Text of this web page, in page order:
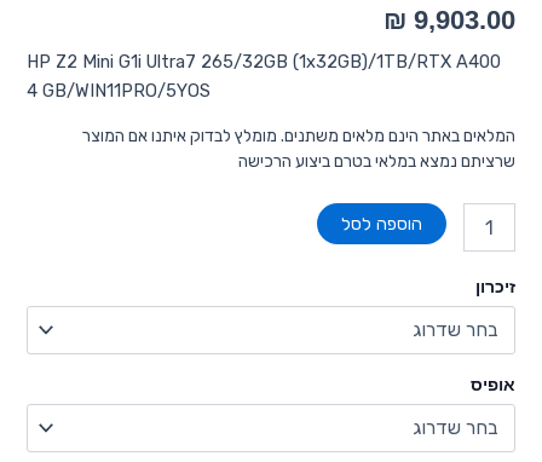
‏9,903.00 ₪
HP Z2 Mini G1i Ultra7 265/32GB (1x32GB)/1TB/RTX A400
4 GB/WIN11PRO/5YOS
המלאים באתר הינם מלאים משתנים. מומלץ לבדוק איתנו אם המוצר
שרציתם נמצא במלאי בטרם ביצוע הרכישה
הוספה לסל
זיכרון
אופיס